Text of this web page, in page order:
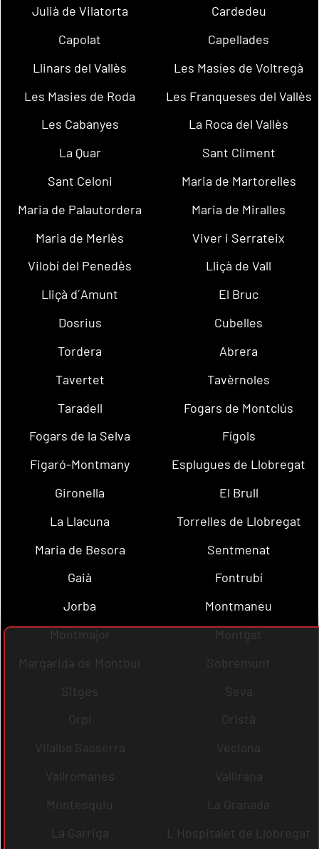
Julià de Vilatorta
Cardedeu
Capolat
Capellades
Llinars del Vallès
Les Masíes de Voltregà
Les Masies de Roda
Les Franqueses del Vallès
Les Cabanyes
La Roca del Vallès
La Quar
Sant Climent
Sant Celoni
Maria de Martorelles
Maria de Palautordera
Maria de Miralles
Maria de Merlès
Viver i Serrateix
Vilobí del Penedès
Lliçà de Vall
Lliçà d´Amunt
El Bruc
Dosrius
Cubelles
Tordera
Abrera
Tavertet
Tavèrnoles
Taradell
Fogars de Montclús
Fogars de la Selva
Fígols
Figaró-Montmany
Esplugues de Llobregat
Gironella
El Brull
La Llacuna
Torrelles de Llobregat
Maria de Besora
Sentmenat
Gaià
Fontrubí
Jorba
Montmaneu
Montmajor
Montgat
Margarida de Montbui
Sobremunt
Sitges
Seva
Orpí
Oristà
Vilalba Sasserra
Veciana
Vallromanes
Vallirana
Montesquiu
La Granada
La Garriga
L´Hospitalet de Llobregat